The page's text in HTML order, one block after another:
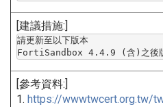
[建議措施:]
請更新至以下版本
FortiSandbox 4.4.9 (含)之後
[參考資料:]
1. https://wwwtwcert.org.tw/